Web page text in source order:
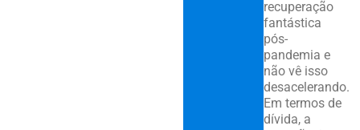
recuperação
fantástica
pós-
pandemia e
não vê isso
desacelerando.
Em termos de
dívida, a